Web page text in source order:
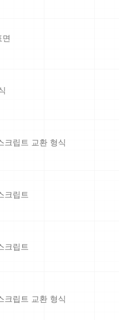
크립트 교환 형식
크립트
크립트
크립트 교환 형식